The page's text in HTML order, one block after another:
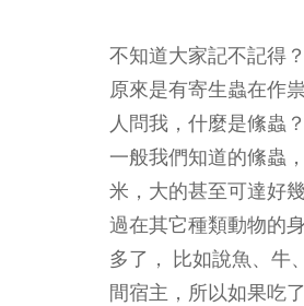
不知道大家記不記得
原來是有寄生蟲在作
人問我，什麼是絛蟲
一般我們知道的絛蟲
米，大的甚至可達好
過在其它種類動物的
多了， 比如說魚、牛
間宿主，所以如果吃